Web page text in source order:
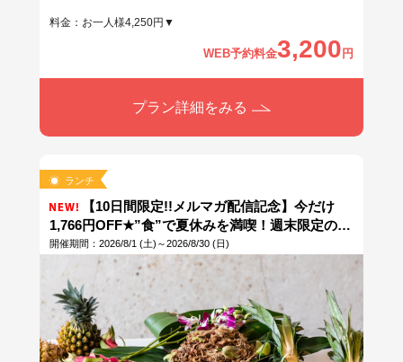
料金：お一人様4,250円▼
WEB予約料金3,200円
プラン詳細をみる
ランチ
【10日間限定!!メルマガ配信記念】今だけ
1,766円OFF★”食”で夏休みを満喫！週末限定のラ
ンチビュッフェがお盆期間中は毎日開催！大人気
キッズイベント『アイシングデコレーションクッ
キー教室』や『キッズバーテンダー体験』も開催
中！！絶品ガーリックシュリンプやスラッシュバ
ーガーなどおすすめが勢ぞろい☆彡※当日10時ま
で予約OK
開催期間：2026/8/1 (土)～2026/8/30 (日)